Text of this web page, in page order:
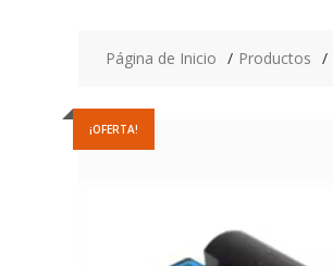
Página de Inicio Productos
¡OFERTA!